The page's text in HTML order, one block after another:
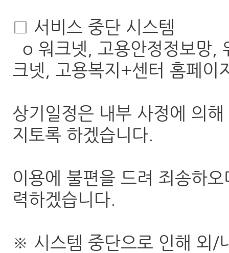
□ 서비스 중단 시스템
o 워크넷, 고용안정정보망,
크넷, 고용복지+센터 홈페이
상기일정은 내부 사정에 의
지토록 하겠습니다.
이용에 불편을 드려 죄송하
력하겠습니다.
※ 시스템 중단으로 인해 외/